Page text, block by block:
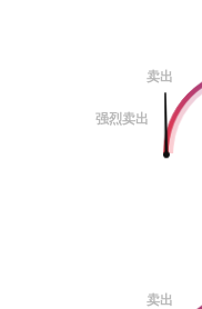
卖出
卖出
强烈卖出